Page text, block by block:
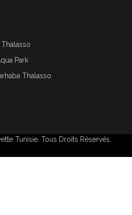
Park
Thalasso
Tunisie. Tous Droits Réservés.